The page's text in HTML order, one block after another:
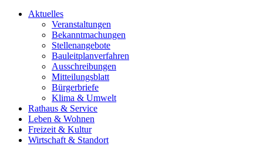
Aktuelles
Veranstaltungen
Bekanntmachungen
Stellenangebote
Bauleitplanverfahren
Ausschreibungen
Mitteilungsblatt
Bürgerbriefe
Klima & Umwelt
Rathaus & Service
Leben & Wohnen
Freizeit & Kultur
Wirtschaft & Standort